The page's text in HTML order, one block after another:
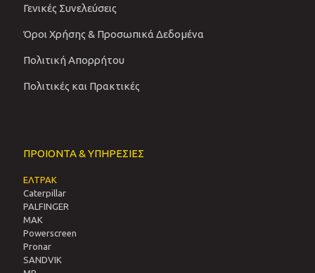
Γενικές Συνελεύσεις
Όροι Χρήσης & Προσωπικά Δεδομένα
Πολιτική Απορρήτου
Πολιτικές και Πρακτικές
ΠΡΟΙΟΝΤΑ & ΥΠΗΡΕΣΙΕΣ
ΕΛΤΡΑΚ
Caterpillar
PALFINGER
MAK
Powerscreen
Pronar
SANDVIΚ